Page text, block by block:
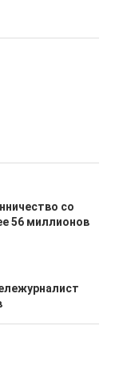
со
56 миллионов